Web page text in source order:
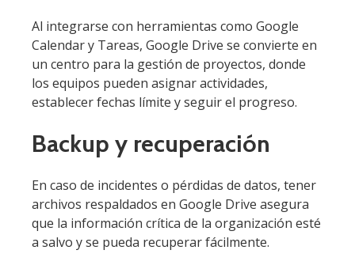
Al integrarse con herramientas como Google
Calendar y Tareas, Google Drive se convierte en
un centro para la gestión de proyectos, donde
los equipos pueden asignar actividades,
establecer fechas límite y seguir el progreso.
Backup y recuperación
En caso de incidentes o pérdidas de datos, tener
archivos respaldados en Google Drive asegura
que la información crítica de la organización esté
a salvo y se pueda recuperar fácilmente.